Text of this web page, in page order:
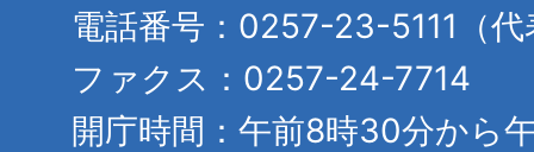
電話番号：0257-23-5111（代
ファクス：0257-24-7714
開庁時間：午前8時30分から